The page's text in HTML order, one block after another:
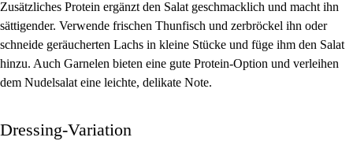
Zusätzliches Protein ergänzt den Salat geschmacklich und macht ihn
sättigender. Verwende frischen Thunfisch und zerbröckel ihn oder
schneide geräucherten Lachs in kleine Stücke und füge ihm den Salat
hinzu. Auch Garnelen bieten eine gute Protein-Option und verleihen
dem Nudelsalat eine leichte, delikate Note.
Dressing-Variation